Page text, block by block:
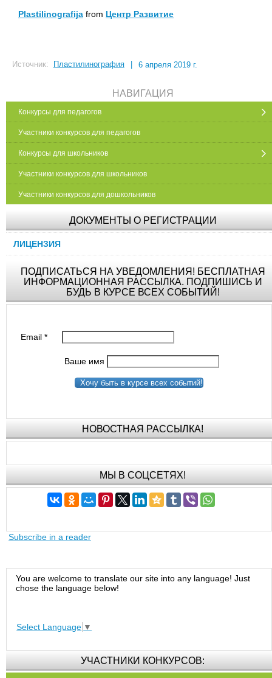
Plastilinografija from Центр Развитие
Источник: Пластилинография 6 апреля 2019 г.
НАВИГАЦИЯ
Конкурсы для педагогов
Участники конкурсов для педагогов
Конкурсы для школьников
Участники конкурсов для школьников
Участники конкурсов для дошкольников
ДОКУМЕНТЫ О РЕГИСТРАЦИИ
ЛИЦЕНЗИЯ
ПОДПИСАТЬСЯ НА УВЕДОМЛЕНИЯ! БЕСПЛАТНАЯ
ИНФОРМАЦИОННАЯ РАССЫЛКА. ПОДПИШИСЬ И
БУДЬ В КУРСЕ ВСЕХ СОБЫТИЙ!
Email*
Ваше имя
Хочу быть в курсе всех событий!
НОВОСТНАЯ РАССЫЛКА!
МЫ В СОЦСЕТЯХ!
Subscribe in a reader
You are welcome to translate our site into any language! Just
chose the language below!
Select Language ▼
УЧАСТНИКИ КОНКУРСОВ: